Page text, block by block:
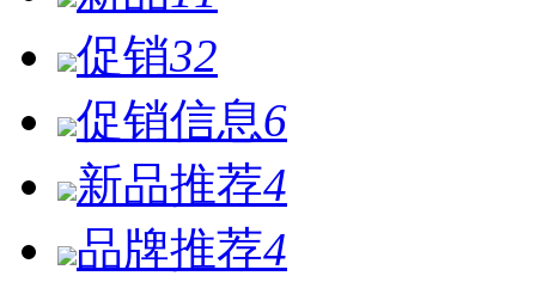
促销32
促销信息6
新品推荐4
品牌推荐4